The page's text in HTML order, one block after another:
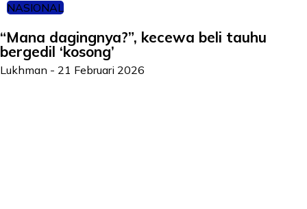
NASIONAL
“Mana dagingnya?”, kecewa beli tauhu
bergedil ‘kosong’
Lukhman - 21 Februari 2026